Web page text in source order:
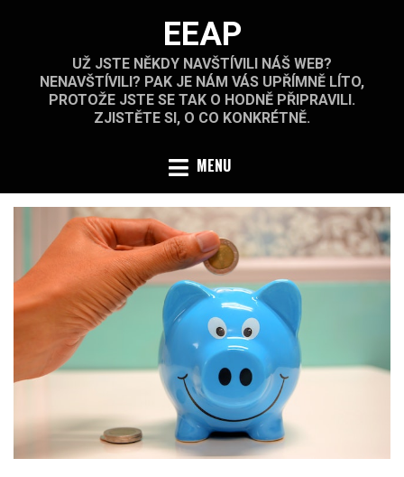
EEAP
UŽ JSTE NĚKDY NAVŠTÍVILI NÁŠ WEB?
NENAVŠTÍVILI? PAK JE NÁM VÁS UPŘÍMNĚ LÍTO,
PROTOŽE JSTE SE TAK O HODNĚ PŘIPRAVILI.
ZJISTĚTE SI, O CO KONKRÉTNĚ.
MENU